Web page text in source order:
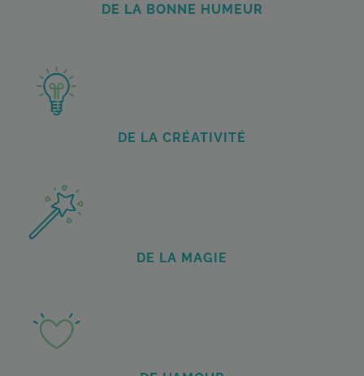
DE LA BONNE HUMEUR
DE LA CRÉATIVITÉ
DE LA MAGIE